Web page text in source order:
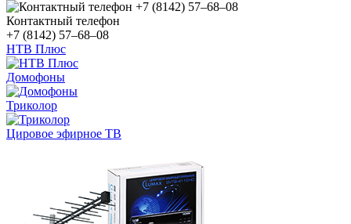
Контактный телефон
+7 (8142) 57–68–08
НТВ Плюс
Домофоны
Триколор
Цировое эфирное ТВ